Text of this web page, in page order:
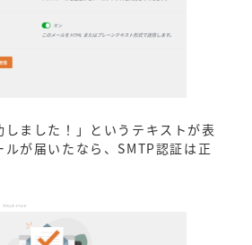
ました！」というテキストが表
が届いたなら、SMTP認証は正